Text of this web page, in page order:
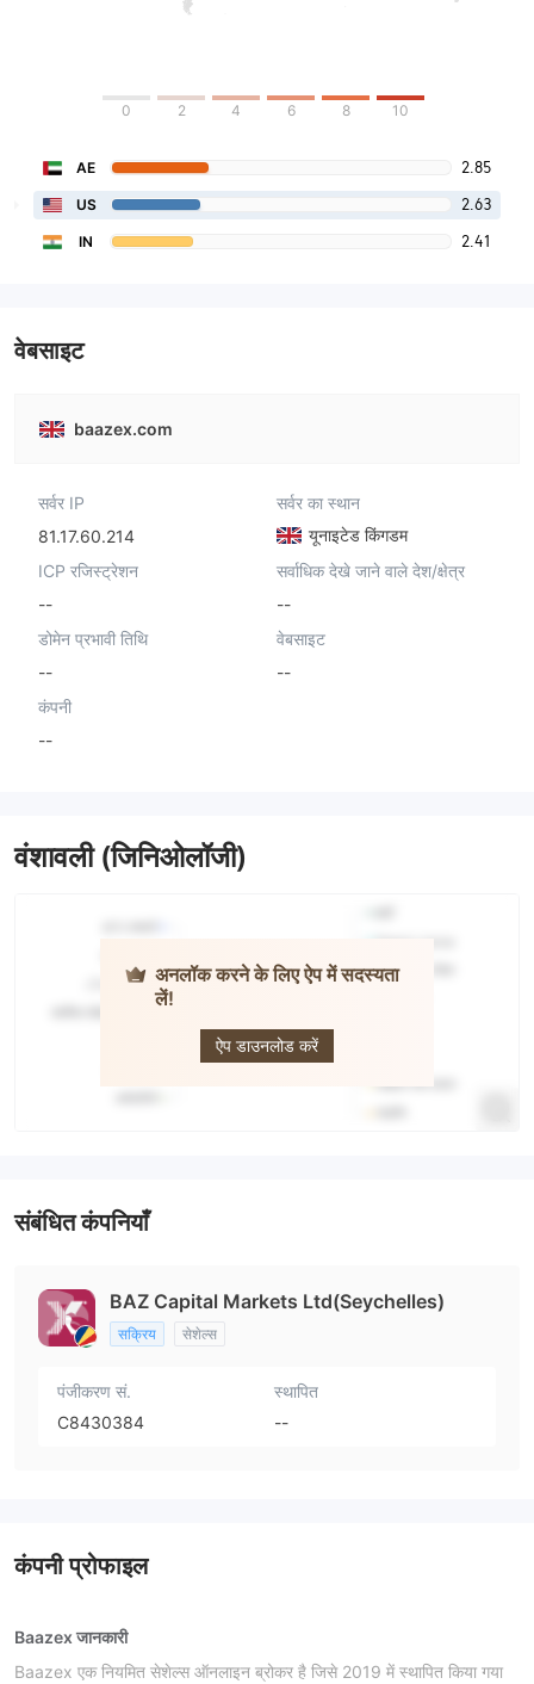
0 2 4 6 8 10
AE 2.85
US 2.63
IN 2.41
वेबसाइट
baazex.com
सर्वर IP
81.17.60.214
सर्वर का स्थान
यूनाइटेड किंगडम
ICP रजिस्ट्रेशन
--
सर्वाधिक देखे जाने वाले देश/क्षेत्र
--
डोमेन प्रभावी तिथि
--
वेबसाइट
--
कंपनी
--
वंशावली (जिनिओलॉजी)
अनलॉक करने के लिए ऐप में सदस्यता
लें!
ऐप डाउनलोड करें
संबंधित कंपनियाँ
BAZ Capital Markets Ltd(Seychelles)
सक्रिय सेशेल्स
पंजीकरण सं.
C8430384
स्थापित
--
कंपनी प्रोफाइल
Baazex जानकारी
Baazex एक नियमित सेशेल्स ऑनलाइन ब्रोकर है जिसे 2019 में स्थापित किया गया